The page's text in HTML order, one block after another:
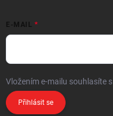
E-MAIL
Vložením e-mailu souhlasíte s
Přihlásit se